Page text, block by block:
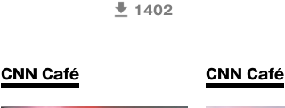
1402
CNN Café CNN Café